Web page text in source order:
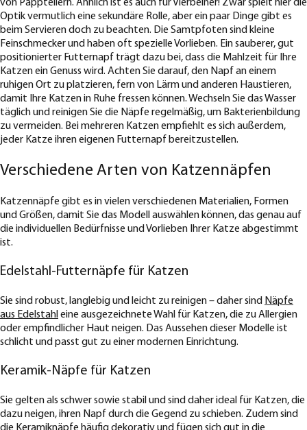
von Papptellern. Ähnlich ist es auch für Vierbeiner! Zwar spielt hier die
Optik vermutlich eine sekundäre Rolle, aber ein paar Dinge gibt es
beim Servieren doch zu beachten. Die Samtpfoten sind kleine
Feinschmecker und haben oft spezielle Vorlieben. Ein sauberer, gut
positionierter Futternapf trägt dazu bei, dass die Mahlzeit für Ihre
Katzen ein Genuss wird. Achten Sie darauf, den Napf an einem
ruhigen Ort zu platzieren, fern von Lärm und anderen Haustieren,
damit Ihre Katzen in Ruhe fressen können. Wechseln Sie das Wasser
täglich und reinigen Sie die Näpfe regelmäßig, um Bakterienbildung
zu vermeiden. Bei mehreren Katzen empfiehlt es sich außerdem,
jeder Katze ihren eigenen Futternapf bereitzustellen.
Verschiedene Arten von Katzennäpfen
Katzennäpfe gibt es in vielen verschiedenen Materialien, Formen
und Größen, damit Sie das Modell auswählen können, das genau auf
die individuellen Bedürfnisse und Vorlieben Ihrer Katze abgestimmt
ist.
Edelstahl-Futternäpfe für Katzen
Sie sind robust, langlebig und leicht zu reinigen – daher sind Näpfe
aus Edelstahl eine ausgezeichnete Wahl für Katzen, die zu Allergien
oder empfindlicher Haut neigen. Das Aussehen dieser Modelle ist
schlicht und passt gut zu einer modernen Einrichtung.
Keramik-Näpfe für Katzen
Sie gelten als schwer sowie stabil und sind daher ideal für Katzen, die
dazu neigen, ihren Napf durch die Gegend zu schieben. Zudem sind